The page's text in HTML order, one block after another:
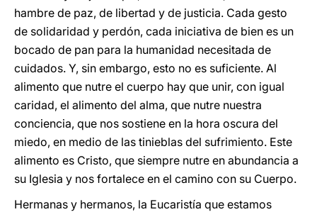
hambre de paz, de libertad y de justicia. Cada gesto
de solidaridad y perdón, cada iniciativa de bien es un
bocado de pan para la humanidad necesitada de
cuidados. Y, sin embargo, esto no es suficiente. Al
alimento que nutre el cuerpo hay que unir, con igual
caridad, el alimento del alma, que nutre nuestra
conciencia, que nos sostiene en la hora oscura del
miedo, en medio de las tinieblas del sufrimiento. Este
alimento es Cristo, que siempre nutre en abundancia a
su Iglesia y nos fortalece en el camino con su Cuerpo.
Hermanas y hermanos, la Eucaristía que estamos